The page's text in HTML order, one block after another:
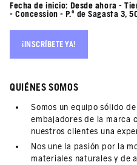
Fecha de inicio: Desde ahora -
- Concession - P.º de Sagasta 3,
¡INSCRÍBETE YA!
QUIÉNES SOMOS
Somos un equipo sólido
embajadores de la marca
nuestros clientes una
Nos une la pasión por la
materiales naturales y de